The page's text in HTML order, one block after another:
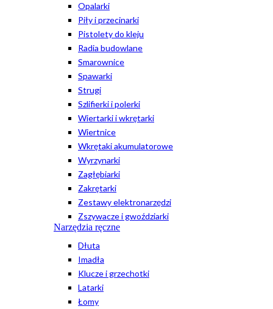
Opalarki
Piły i przecinarki
Pistolety do kleju
Radia budowlane
Smarownice
Spawarki
Strugi
Szlifierki i polerki
Wiertarki i wkrętarki
Wiertnice
Wkrętaki akumulatorowe
Wyrzynarki
Zagłębiarki
Zakrętarki
Zestawy elektronarzędzi
Zszywacze i gwoździarki
Narzędzia ręczne
Dłuta
Imadła
Klucze i grzechotki
Latarki
Łomy